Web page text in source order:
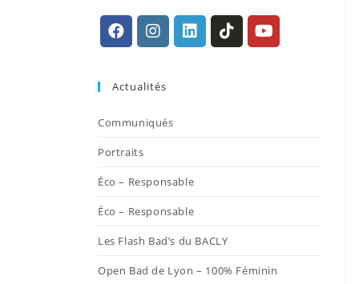
un
nouvel
nouvel
Actualités
Communiqués
Portraits
Éco – Responsable
Éco – Responsable
Les Flash Bad’s du BACLY
Open Bad de Lyon – 100% Féminin